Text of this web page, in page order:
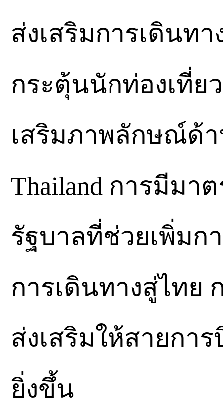
ส่งเสริมการเดินท
กระตุ้นนักท่องเที่ย
เสริมภาพลักษณ์ด้า
Thailand การมีมาต
รัฐบาลที่ช่วยเพิ่มก
การเดินทางสู่ไทย
ส่งเสริมให้สายกา
ยิ่งขึ้น